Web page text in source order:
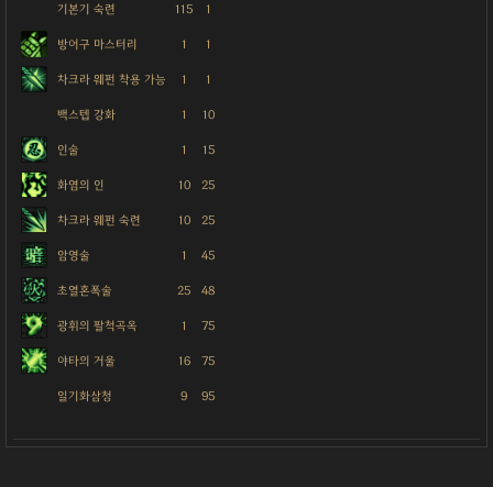
기본기 숙련 115 1
방어구 마스터리 1 1
차크라 웨펀 착용 가능 1 1
백스텝 강화 1 10
인술 1 15
화염의 인 10 25
차크라 웨펀 숙련 10 25
암영술 1 45
초열혼폭술 25 48
광휘의 팔척곡옥 1 75
야타의 거울 16 75
일기화삼청 9 95